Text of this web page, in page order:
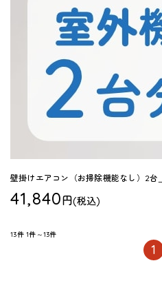
壁掛けエアコン（お掃除機能なし）2
41,840円(税込)
13件 1件～13件
1